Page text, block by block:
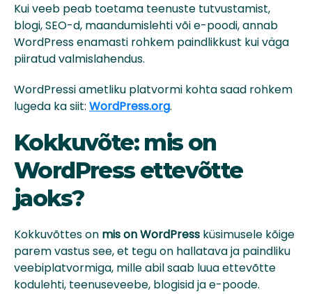
Kui veeb peab toetama teenuste tutvustamist,
blogi, SEO-d, maandumislehti või e-poodi, annab
WordPress enamasti rohkem paindlikkust kui väga
piiratud valmislahendus.
WordPressi ametliku platvormi kohta saad rohkem
lugeda ka siit: WordPress.org.
Kokkuvõte: mis on
WordPress ettevõtte
jaoks?
Kokkuvõttes on mis on WordPress küsimusele kõige
parem vastus see, et tegu on hallatava ja paindliku
veebiplatvormiga, mille abil saab luua ettevõtte
kodulehti, teenuseveebe, blogisid ja e-poode.